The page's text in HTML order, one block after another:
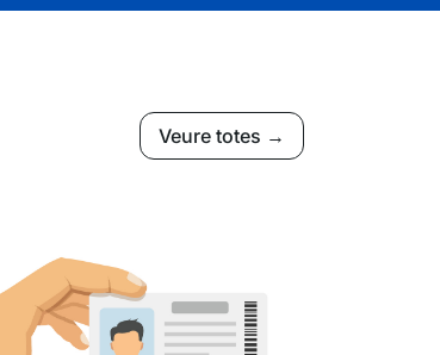
Veure totes →